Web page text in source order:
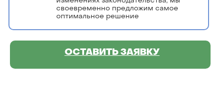
ОСТАВИТЬ ЗАЯВКУ
своевременно предложим самое
оптимальное решение